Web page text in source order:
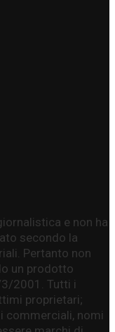
e non ha
secondo la
Pertanto non
un prodotto
2001. Tutti i
proprietari;
commerciali, nomi